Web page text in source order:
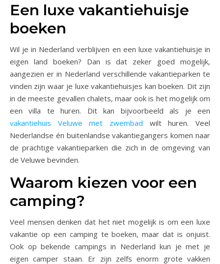
Een luxe vakantiehuisje
boeken
Wil je in Nederland verblijven en een luxe vakantiehuisje in
eigen land boeken? Dan is dat zeker goed mogelijk,
aangezien er in Nederland verschillende vakantieparken te
vinden zijn waar je luxe vakantiehuisjes kan boeken. Dit zijn
in de meeste gevallen chalets, maar ook is het mogelijk om
een villa te huren. Dit kan bijvoorbeeld als je een
vakantiehuis Veluwe met zwembad wilt huren. Veel
Nederlandse én buitenlandse vakantiegangers komen naar
de prachtige vakantieparken die zich in de omgeving van
de Veluwe bevinden.
Waarom kiezen voor een
camping?
Veel mensen denken dat het niet mogelijk is om een luxe
vakantie op een camping te boeken, maar dat is onjuist.
Ook op bekende campings in Nederland kun je met je
eigen camper staan. Er zijn zelfs enorm grote vakken